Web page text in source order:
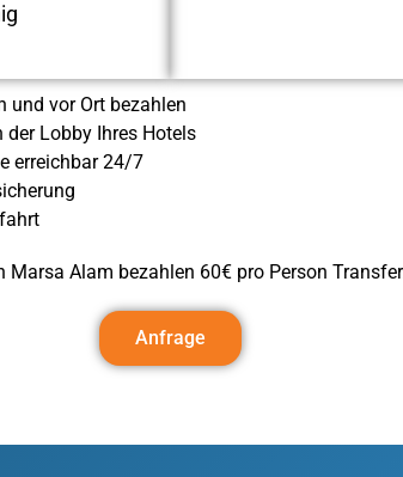
und vor Ort bezahlen
der Lobby Ihres Hotels
erreichbar 24/7
Marsa Alam bezahlen 60€ pro Person
Anfrage